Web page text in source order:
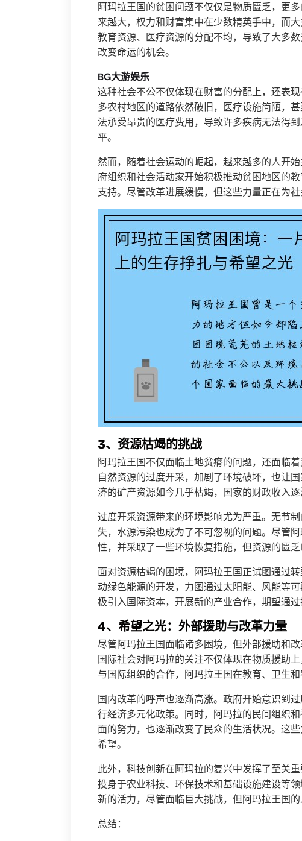
阿玛拉王国的贫困问题不仅仅是物质匮乏，更
来越大，权力和财富集中在少数精英手中，而
教育资源、医疗资源的分配不均，导致了大多
改变命运的机会。
BG大游娱乐
这种社会不公不仅体现在财富的分配上，还表
多农村地区的道路依然破旧，医疗设施简陋，
法承受昂贵的医疗费用，导致许多疾病无法得
平。
然而，随着社会运动的崛起，越来越多的人开
府组织和社会活动家开始积极推动贫困地区的
支持。尽管改革进展缓慢，但这些力量正在为社
3、资源枯竭的挑战
阿玛拉王国不仅面临土地贫瘠的问题，还面临
自然资源的过度开采，加剧了环境破坏，也让
济的矿产资源如今几乎枯竭，国家的财政收入逐
过度开采资源带来的环境影响尤为严重。无节
失，水源污染也成为了不可忽视的问题。尽管
性，并采取了一些环境恢复措施，但资源的匮乏
面对资源枯竭的困境，阿玛拉王国正试图通过
动绿色能源的开发，力图通过太阳能、风能等
极引入国际资本，开展新的产业合作，期望通
4、希望之光：外部援助与改革力量
尽管阿玛拉王国面临诸多困境，但外部援助和
国际社会对阿玛拉的关注不仅体现在物质援助
与国际组织的合作，阿玛拉王国在教育、卫生
国内改革的呼声也逐渐高涨。政府开始意识到
行经济多元化政策。同时，阿玛拉的民间组织
面的努力，也逐渐改变了民众的生活状况。这
希望。
此外，科技创新在阿玛拉的复兴中发挥了至关
投身于农业科技、环保技术和基础设施建设等
新的活力，尽管面临巨大挑战，但阿玛拉王国
总结：